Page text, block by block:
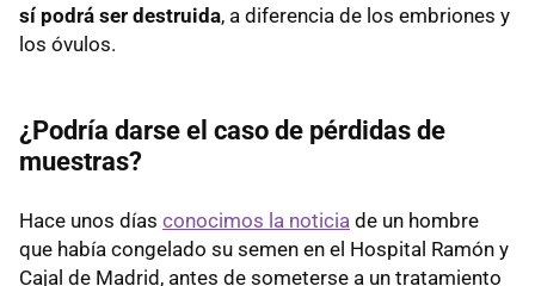
sí podrá ser destruida, a diferencia de los embriones y
los óvulos.
¿Podría darse el caso de pérdidas de
muestras?
Hace unos días conocimos la noticia de un hombre
que había congelado su semen en el Hospital Ramón y
Cajal de Madrid, antes de someterse a un tratamiento